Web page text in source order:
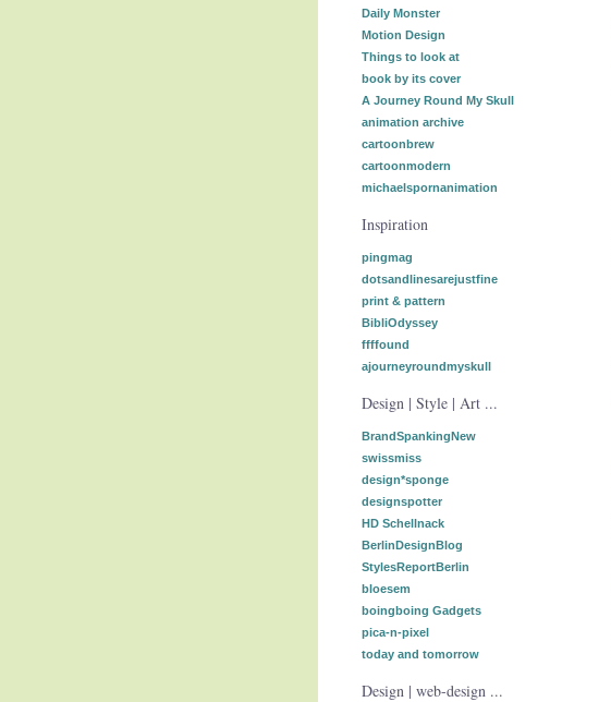
Daily Monster
Motion Design
Things to look at
book by its cover
A Journey Round My Skull
animation archive
cartoonbrew
cartoonmodern
michaelspornanimation
Inspiration
pingmag
dotsandlinesarejustfine
print & pattern
BibliOdyssey
ffffound
ajourneyroundmyskull
Design | Style | Art ...
BrandSpankingNew
swissmiss
design*sponge
designspotter
HD Schellnack
BerlinDesignBlog
StylesReportBerlin
bloesem
boingboing Gadgets
pica-n-pixel
today and tomorrow
Design | web-design ...